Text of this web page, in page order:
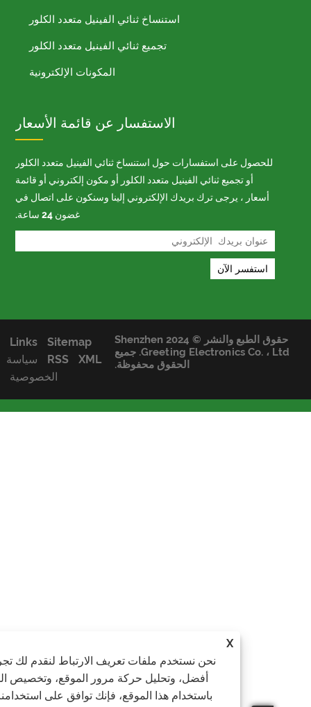
نحن نستخدم ملفات تعريف الارتباط لنقدم لك تجربة
أفضل، وتحليل حركة مرور الموقع، وتخصيص المحتوى.
باستخدام هذا الموقع، فإنك توافق على استخدامنا
استنساخ ثنائي الفينيل متعدد الكلور
تجميع ثنائي الفينيل متعدد الكلور
المكونات الإلكترونية
الاستفسار عن قائمة الأسعار
للحصول على استفسارات حول استنساخ ثنائي الفينيل متعدد الكلور
أو تجميع ثنائي الفينيل متعدد الكلور أو مكون إلكتروني أو قائمة
أسعار ، يرجى ترك بريدك الإلكتروني إلينا وسنكون على اتصال في
حقوق الطبع والنشر © 2024 Shenzhen
Greeting Electronics Co. ، Ltd. جميع
الحقوق محفوظة.
Links
Sitemap
RSS
XML
سياسة
الخصوصية